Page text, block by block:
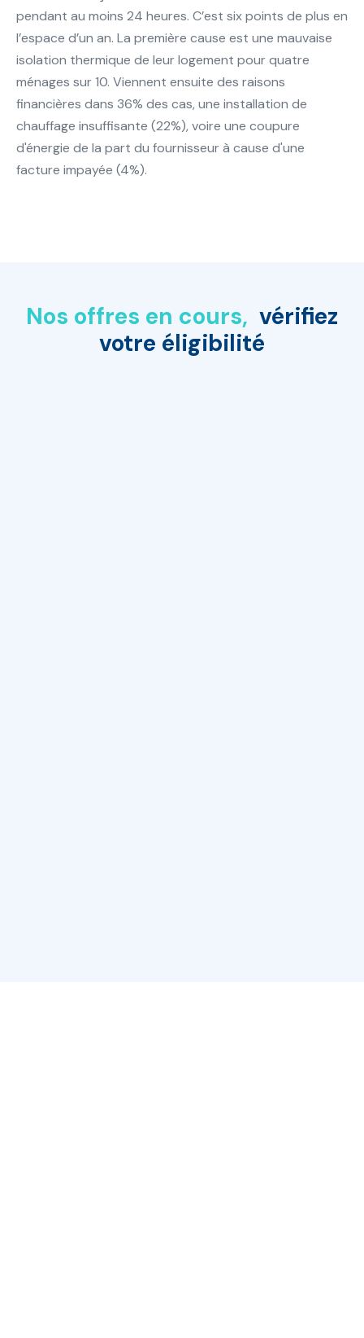
pendant au moins 24 heures. C’est six points de plus en
l’espace d’un an. La première cause est une mauvaise
isolation thermique de leur logement pour quatre
ménages sur 10. Viennent ensuite des raisons
financières dans 36% des cas, une installation de
chauffage insuffisante (22%), voire une coupure
d'énergie de la part du fournisseur à cause d'une
facture impayée (4%).
Nos offres en cours, vérifiez
votre éligibilité